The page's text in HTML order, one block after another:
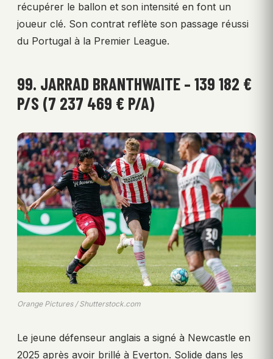
récupérer le ballon et son intensité en font un
joueur clé. Son contrat reflète son passage réussi
du Portugal à la Premier League.
99. JARRAD BRANTHWAITE – 139 182 €
P/S (7 237 469 € P/A)
Orange Pictures / Shutterstock.com
Le jeune défenseur anglais a signé à Newcastle en
2025 après avoir brillé à Everton. Solide dans les